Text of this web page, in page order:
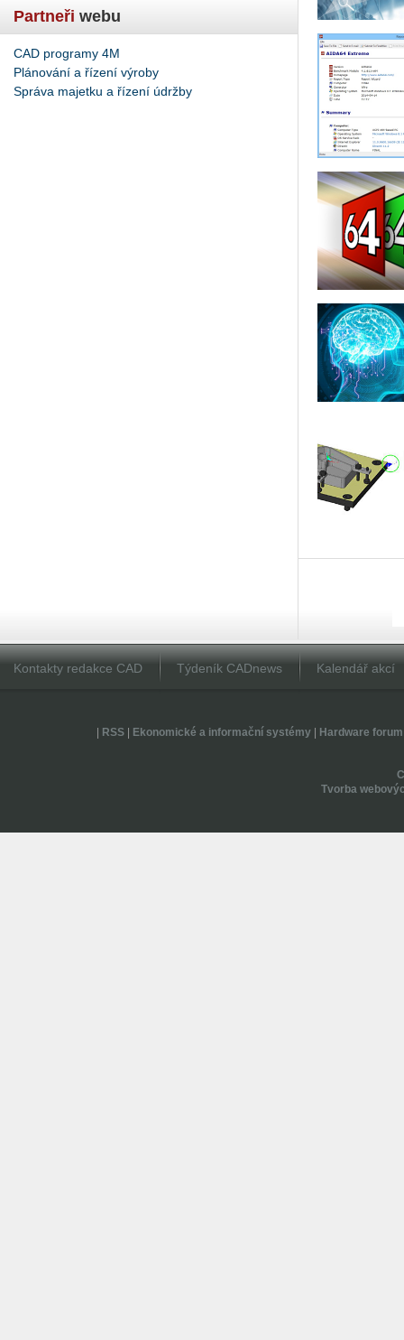
Partneři webu
CAD programy 4M
Plánování a řízení výroby
Správa majetku a řízení údržby
Kontakty redakce CAD Týdeník CADnews Kalendář akcí
RSS| Ekonomické a informační systémy| Hardware forum
Tvorba